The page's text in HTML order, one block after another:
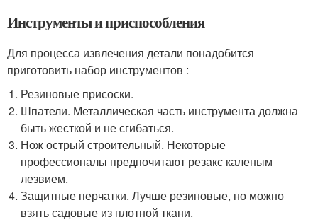
Инструменты и приспособления
Для процесса извлечения детали понадобится
приготовить набор инструментов :
Резиновые присоски.
Шпатели. Металлическая часть инструмента должна
быть жесткой и не сгибаться.
Нож острый строительный. Некоторые
профессионалы предпочитают резакс каленым
лезвием.
Защитные перчатки. Лучше резиновые, но можно
взять садовые из плотной ткани.